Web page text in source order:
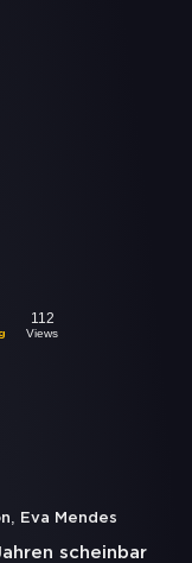
112
Views
, Eva Mendes
scheinbar